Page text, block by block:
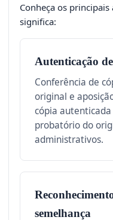
Conheça os
significa:
Autenticação
Conferência de
original e
cópia
probatório do
administrativos.
semelhança